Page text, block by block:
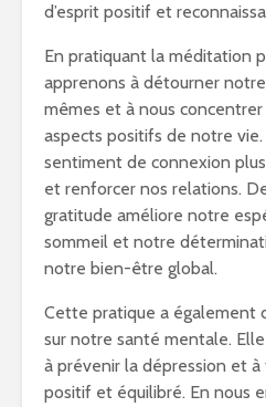
d’esprit positif et
En pratiquant la méditation
apprenons à détourner
mêmes et à nous
aspects positifs de notre
sentiment de connexion
et renforcer nos relations.
gratitude améliore notre
sommeil et notre
notre bien-être global.
Cette pratique a également
sur notre santé mentale.
à prévenir la dépression et
positif et équilibré. En nous